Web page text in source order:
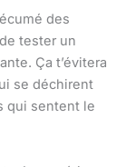
des
tester un
Ça t’évitera
se déchirent
qui sentent le